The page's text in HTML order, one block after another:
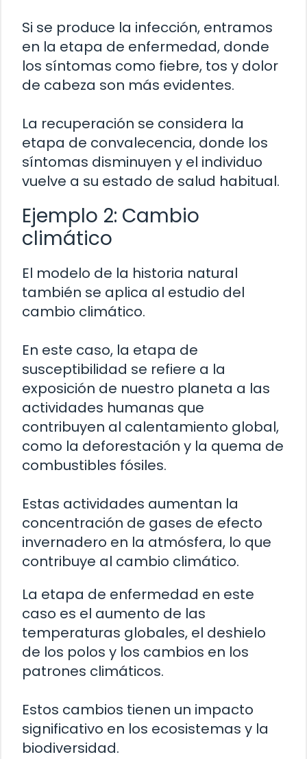
Si se produce la infección, entramos
en la etapa de enfermedad, donde
los síntomas como fiebre, tos y dolor
de cabeza son más evidentes.
La recuperación se considera la
etapa de convalecencia, donde los
síntomas disminuyen y el individuo
vuelve a su estado de salud habitual.
Ejemplo 2: Cambio
climático
El modelo de la historia natural
también se aplica al estudio del
cambio climático.
En este caso, la etapa de
susceptibilidad se refiere a la
exposición de nuestro planeta a las
actividades humanas que
contribuyen al calentamiento global,
como la deforestación y la quema de
combustibles fósiles.
Estas actividades aumentan la
concentración de gases de efecto
invernadero en la atmósfera, lo que
contribuye al cambio climático.
La etapa de enfermedad en este
caso es el aumento de las
temperaturas globales, el deshielo
de los polos y los cambios en los
patrones climáticos.
Estos cambios tienen un impacto
significativo en los ecosistemas y la
biodiversidad.